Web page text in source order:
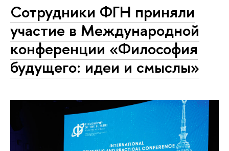
Сотрудники ФГН приняли
участие в Международной
конференции «Философия
будущего: идеи и смыслы»